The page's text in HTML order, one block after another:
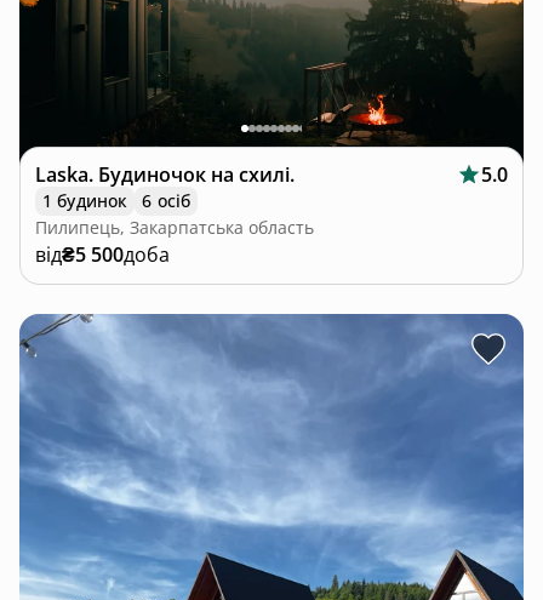
Laska. Будиночок на схилі. 5.0
1 будинок
6 осіб
Пилипець, Закарпатська область
від₴5 500доба